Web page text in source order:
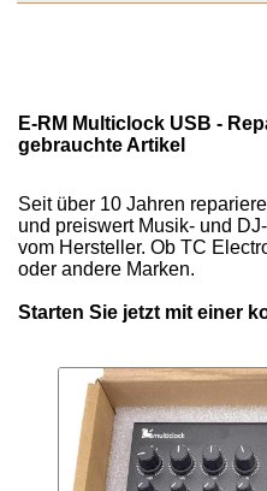
E-RM Multiclock USB -
gebrauchte Artikel
Seit über 10 Jahren
und preiswert Musik- und
vom Hersteller. Ob TC
oder andere Marken.
Starten Sie jetzt mit einer